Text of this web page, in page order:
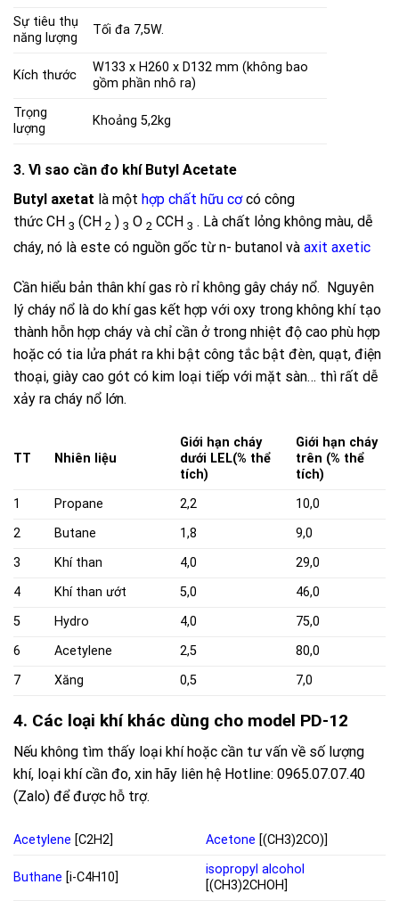
Sự tiêu thụ
năng lượng
Tối đa 7,5W.
Kích thước
W133 x H260 x D132 mm (không bao
gồm phần nhô ra)
Trọng
lượng
Khoảng 5,2kg
3. Vì sao cần đo khí Butyl Acetate
Butyl axetat là một hợp chất hữu cơcó công
thức CH 3 (CH 2 ) 3 O 2 CCH 3 . Là chất lỏng không màu, dễ
cháy, nó là este có nguồn gốc từ n- butanol và axit axetic
Cần hiểu bản thân khí gas rò rỉ không gây cháy nổ. Nguyên
lý cháy nổ là do khí gas kết hợp với oxy trong không khí tạo
thành hỗn hợp cháy và chỉ cần ở trong nhiệt độ cao phù hợp
hoặc có tia lửa phát ra khi bật công tắc bật đèn, quạt, điện
thoại, giày cao gót có kim loại tiếp với mặt sàn… thì rất dễ
xảy ra cháy nổ lớn.
TT Nhiên liệu
Giới hạn cháy
dưới LEL(% thể
tích)
Giới hạn cháy
trên (% thể
tích)
1
Propane 2,2
10,0
2
Butane 1,8
9,0
3
Khí than 4,0
29,0
4
Khí than ướt 5,0
46,0
5
Hydro 4,0
75,0
6
Acetylene 2,5
80,0
7
Xăng 0,5 7,0
4. Các loại khí khác dùng cho model PD-12
Nếu không tìm thấy loại khí hoặc cần tư vấn về số lượng
khí, loại khí cần đo, xin hãy liên hệ Hotline: 0965.07.07.40
(Zalo) để được hỗ trợ.
Acetylene [C2H2] Acetone [(CH3)2CO)]
Buthane [i-C4H10]
isopropyl alcohol
[(CH3)2CHOH]